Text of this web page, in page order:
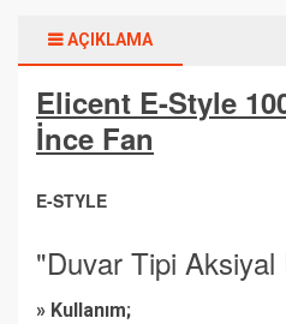
AÇIKLAMA
Elicent E-Style
İnce Fan
E-STYLE
"Duvar Tipi
» Kullanım;